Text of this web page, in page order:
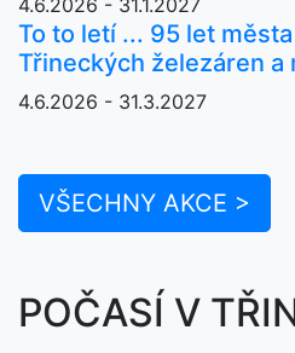
To to letí ... 95 let
Třineckých železáren a
4.6.2026 - 31.3.2027
VŠECHNY AKCE >
POČASÍ V